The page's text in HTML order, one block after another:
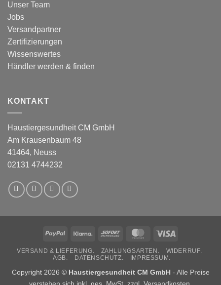
Unser Team
Jobs
Versandpartner
Zertifizierungen
Wissenswertes
Händler werden & finden
KONTAKT
Haustiergesundheit CM GmbH
Am Krausenbaum 48
41464, Neuss
02131 4744232
PayPal Klarna Sofort MasterCard
VERSAND & LIEFERUNG. ZAHLUNGSARTEN.
WIDERRUF.
AGB.
DATENSCHUTZ. IMPRESSUM.
Copyright 2026 © Haustiergesundheit CM GmbH- Alle Preise